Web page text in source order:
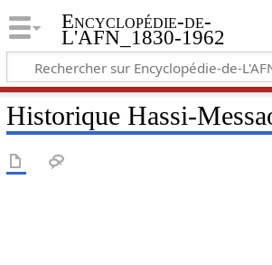
Encyclopédie-de-
L'AFN_1830-1962
Historique Hassi-